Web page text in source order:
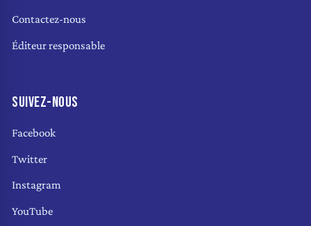
Contactez-nous
Éditeur responsable
SUIVEZ-NOUS
Facebook
Twitter
Instagram
YouTube